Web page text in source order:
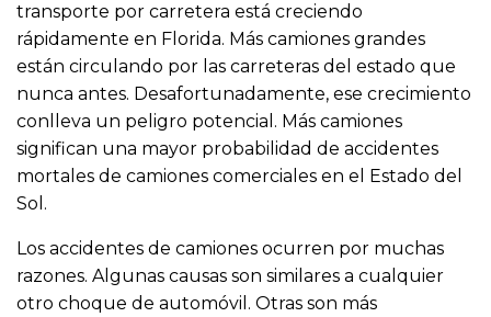
transporte por carretera está creciendo
rápidamente en Florida. Más camiones grandes
están circulando por las carreteras del estado que
nunca antes. Desafortunadamente, ese crecimiento
conlleva un peligro potencial. Más camiones
significan una mayor probabilidad de accidentes
mortales de camiones comerciales en el Estado del
Sol.
Los accidentes de camiones ocurren por muchas
razones. Algunas causas son similares a cualquier
otro choque de automóvil. Otras son más